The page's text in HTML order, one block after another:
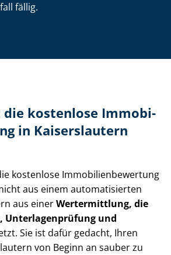
fällig.
die kostenlose Im­mo­bi­
in Kaiserslautern
kostenlose Im­mo­bi­li­en­be­wer­tung
aus einem automatisierten
aus einerWertermittlung, die
Un­ter­la­gen­prü­fung und
Sie ist dafür gedacht, Ihren
von Beginn an sauber zu